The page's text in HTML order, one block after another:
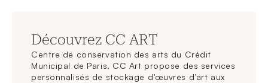
Découvrez CC ART
Centre de conservation des arts du Crédit
Municipal de Paris, CC Art propose des services
personnalisés de stockage d’œuvres d’art aux